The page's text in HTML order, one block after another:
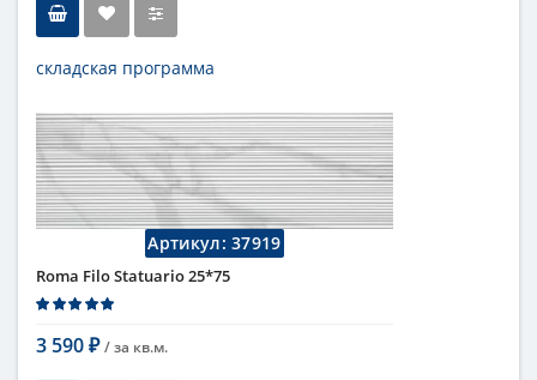
складская программа
настенная плитка
Длина
75 см
Высота
25 см
Цвет
бежевый,светлый
Страна
Италия
Поверхность
матовая
Коллекция
Fap Ceramiche
Артикул:37919
Roma Filo Statuario 25*75
3 590 ₽ / за кв.м.